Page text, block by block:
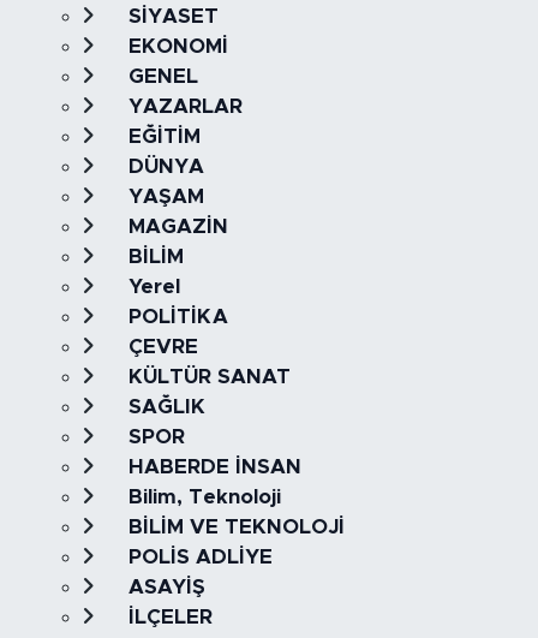
SİYASET
EKONOMİ
GENEL
YAZARLAR
EĞİTİM
DÜNYA
YAŞAM
MAGAZİN
BİLİM
Yerel
POLİTİKA
ÇEVRE
KÜLTÜR SANAT
SAĞLIK
SPOR
HABERDE İNSAN
Bilim, Teknoloji
BİLİM VE TEKNOLOJİ
POLİS ADLİYE
ASAYİŞ
İLÇELER